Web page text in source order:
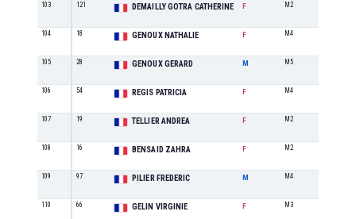
103 121 DEMAILLY GOTRA CATHERINE F M2
104 18 GENOUX NATHALIE F M4
105 28 GENOUX GERARD M M5
106 54 REGIS PATRICIA F M4
107 19 TELLIER ANDREA F M2
108 16 BENSAID ZAHRA F M2
109 97 PILIER FREDERIC M M4
110 66 GELIN VIRGINIE F M3